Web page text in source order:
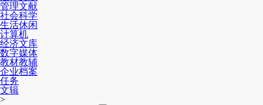
管理文献
社会科学
生活休闲
计算机
经济文库
数字媒体
教材教辅
企业档案
任务
文辑
>